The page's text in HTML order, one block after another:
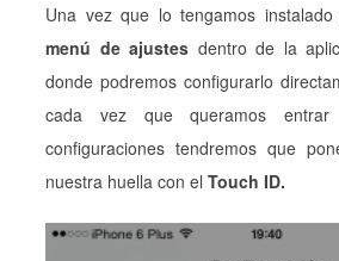
Una vez que lo tengamos
menú de ajustes dentro de la
donde podremos configurarlo
cada vez que queramos
configuraciones tendremos que
nuestra huella con el Touch ID.